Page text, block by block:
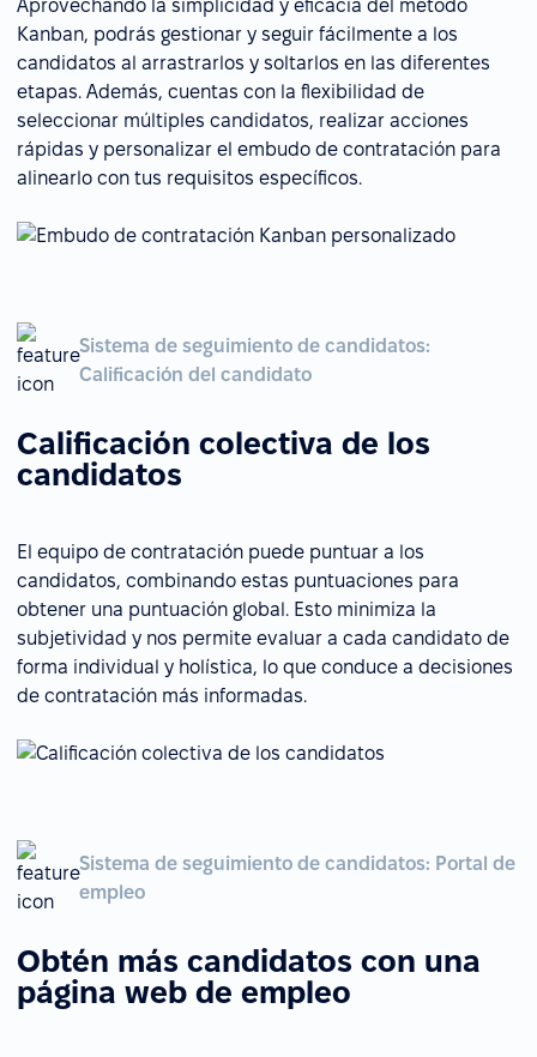
Aprovechando la simplicidad y eficacia del método
Kanban, podrás gestionar y seguir fácilmente a los
candidatos al arrastrarlos y soltarlos en las diferentes
etapas. Además, cuentas con la flexibilidad de
seleccionar múltiples candidatos, realizar acciones
rápidas y personalizar el embudo de contratación para
alinearlo con tus requisitos específicos.
Sistema de seguimiento de candidatos:
Calificación del candidato
Calificación colectiva de los
candidatos
El equipo de contratación puede puntuar a los
candidatos, combinando estas puntuaciones para
obtener una puntuación global. Esto minimiza la
subjetividad y nos permite evaluar a cada candidato de
forma individual y holística, lo que conduce a decisiones
de contratación más informadas.
Sistema de seguimiento de candidatos: Portal de
empleo
Obtén más candidatos con una
página web de empleo